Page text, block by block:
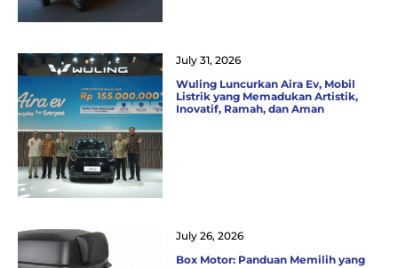
Wuling Luncurkan Aira Ev, Mobil
Listrik yang Memadukan Artistik,
Inovatif, Ramah, dan Aman
July 31, 2026
Box Motor: Panduan Memilih yang
July 26, 2026